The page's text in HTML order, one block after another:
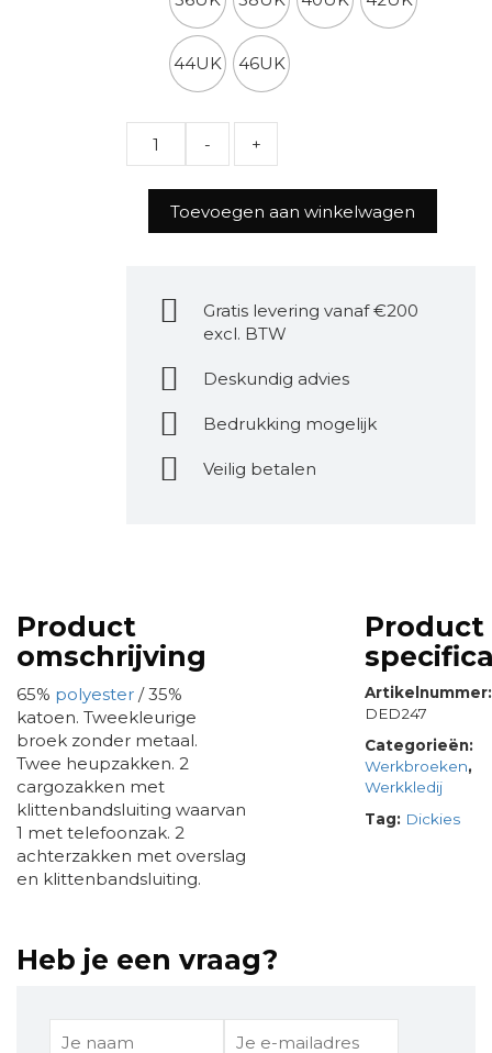
44UK 46UK
Toevoegen aan winkelwagen
Gratis levering vanaf €200
excl. BTW
Deskundig advies
Bedrukking mogelijk
Veilig betalen
Product
omschrijving
65% polyester / 35%
katoen. Tweekleurige
broek zonder metaal.
Twee heupzakken. 2
cargozakken met
klittenbandsluiting waarvan
1 met telefoonzak. 2
achterzakken met overslag
en klittenbandsluiting.
Product
Artikelnummer:
DED247
Categorieën:
Werkbroeken,
Werkkledij
Tag: Dickies
Heb je een vraag?